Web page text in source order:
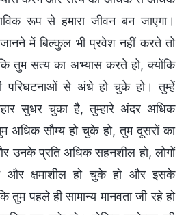
रूप से हमारा जीवन बन जाएगा।
में बिल्कुल भी प्रवेश नहीं करते तो
तुम सत्य का अभ्यास करते हो, क्योंकि
परिघटनाओं से अंधे हो चुके हो। तुम्हें
सुधर चुका है, तुम्हारे अंदर अधिक
अधिक सौम्य हो चुके हो, तुम दूसरों का
उनके प्रति अधिक सहनशील हो, लोगों
और क्षमाशील हो चुके हो और इसके
पहले ही सामान्य मानवता जी रहे हो